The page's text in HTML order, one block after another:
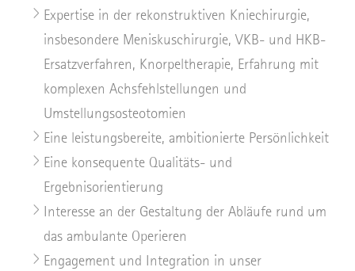
Expertise in der rekonstruktiven Kniechirurgie,
insbesondere Meniskuschirurgie, VKB- und HKB-
Ersatzverfahren, Knorpeltherapie, Erfahrung mit
komplexen Achsfehlstellungen und
Umstellungsosteotomien
Eine leistungsbereite, ambitionierte Persönlichkeit
Eine konsequente Qualitäts- und
Ergebnisorientierung
Interesse an der Gestaltung der Abläufe rund um
das ambulante Operieren
Engagement und Integration in unser